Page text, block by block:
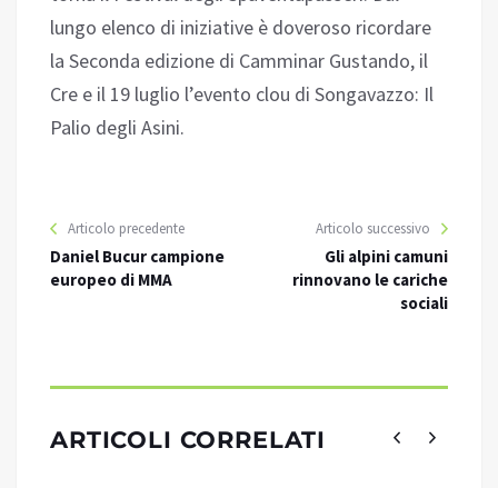
lungo elenco di iniziative è doveroso ricordare
la Seconda edizione di Camminar Gustando, il
Cre e il 19 luglio l’evento clou di Songavazzo: Il
Palio degli Asini.
Articolo precedente
Daniel Bucur campione
europeo di MMA
Articolo successivo
Gli alpini camuni
rinnovano le cariche
sociali
ARTICOLI CORRELATI